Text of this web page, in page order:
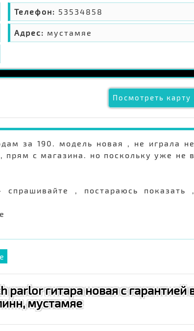
Телефон: 53534858
Адрес: мустамяе
Посмотреть карту
за 190. модель новая , не играла не
прям с магазина. но поскольку уже не в
, постараюсь показать ,
гитара новая с гарантией
мустамяе